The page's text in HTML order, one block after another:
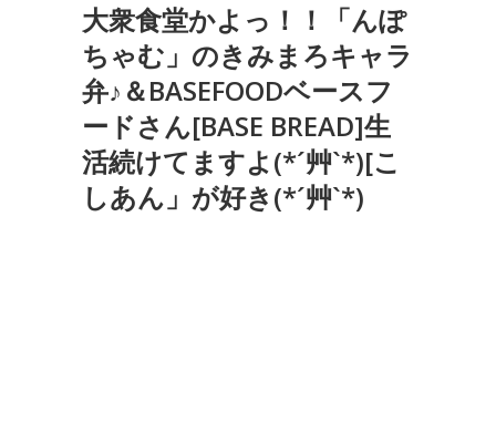
大衆食堂かよっ！！「んぽ
ちゃむ」のきみまろキャラ
弁♪＆BASEFOODベースフ
ードさん[BASE BREAD]生
活続けてますよ(*´艸`*)[こ
しあん」が好き(*´艸`*)